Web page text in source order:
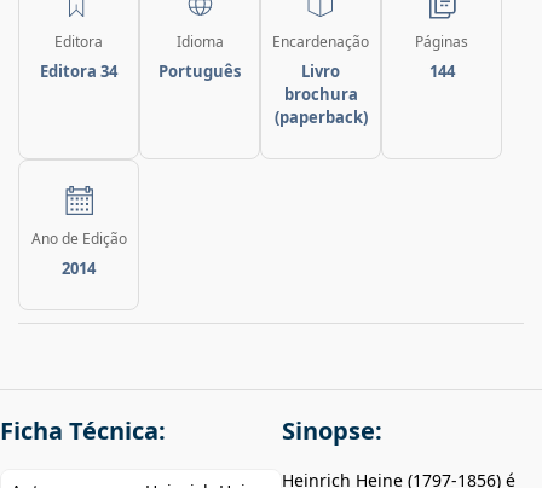
Editora
Editora 34
Idioma
Português
Encardenação
Livro
brochura
(paperback)
Páginas
144
Ano de Edição
2014
Ficha Técnica: Sinopse:
Heinrich Heine (1797-1856) é